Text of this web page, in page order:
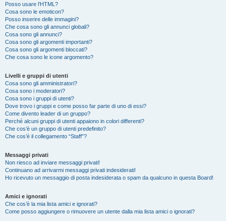
Posso usare l’HTML?
Cosa sono le emoticon?
Posso inserire delle immagini?
Che cosa sono gli annunci globali?
Cosa sono gli annunci?
Cosa sono gli argomenti importanti?
Cosa sono gli argomenti bloccati?
Che cosa sono le icone argomento?
Livelli e gruppi di utenti
Cosa sono gli amministratori?
Cosa sono i moderatori?
Cosa sono i gruppi di utenti?
Dove trovo i gruppi e come posso far parte di uno di essi?
Come divento leader di un gruppo?
Perché alcuni gruppi di utenti appaiono in colori differenti?
Che cos’è un gruppo di utenti predefinito?
Che cos’è il collegamento “Staff”?
Messaggi privati
Non riesco ad inviare messaggi privati!
Continuano ad arrivarmi messaggi privati indesiderati!
Ho ricevuto un messaggio di posta indesiderata o spam da qualcuno in questa Board!
Amici e ignorati
Che cos’è la mia lista amici e ignorati?
Come posso aggiungere o rimuovere un utente dalla mia lista amici o ignorati?